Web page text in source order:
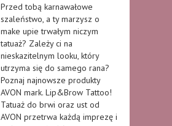
Przed tobą karnawałowe
szaleństwo, a ty marzysz o
make upie trwałym niczym
tatuaż? Zależy ci na
nieskazitelnym looku, który
utrzyma się do samego rana?
Poznaj najnowsze produkty
AVON mark. Lip&Brow Tattoo!
Tatuaż do brwi oraz ust od
AVON przetrwa każdą imprezę i